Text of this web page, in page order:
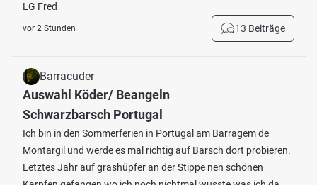
LG Fred
vor 2 Stunden 13 Beiträge
Barracuder
Auswahl Köder/ Beangeln
Schwarzbarsch Portugal
Ich bin in den Sommerferien in Portugal am Barragem de
Montargil und werde es mal richtig auf Barsch dort probieren.
Letztes Jahr auf grashüpfer an der Stippe nen schönen